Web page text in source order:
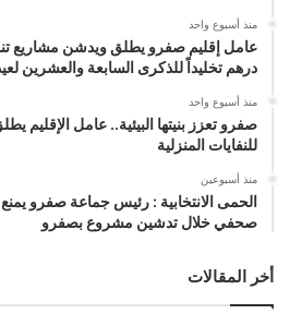
منذ أسبوع واحد
درهم تخليداً للذكرى السابعة والعشرين
منذ أسبوع واحد
صفرو تعزز بنيتها البيئية.. عامل الإقليم
للنفايات المنزلية
منذ أسبوعين
الحمى الانتخابية : رئيس جماعة صفرو
صحفي خلال تدشين مشروع بصفرو
أخر المقالات